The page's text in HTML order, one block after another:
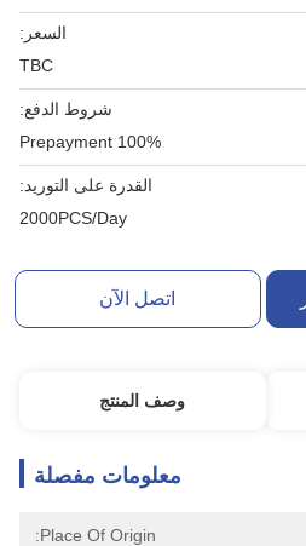
السعر:
TBC
شروط الدفع:
100% Prepayment
القدرة على التوريد:
2000PCS/Day
اتصل الآن
وصف المنتج
معلومات مفصلة
Place Of Origin: